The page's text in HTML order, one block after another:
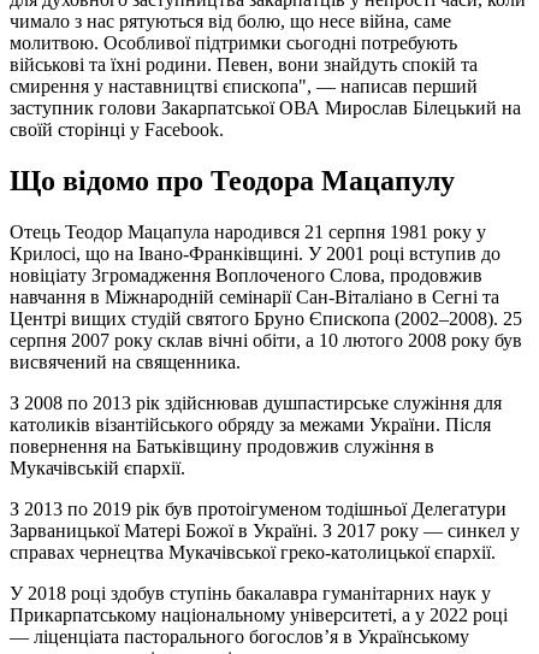
чимало з нас рятуються від болю, що несе війна, саме
молитвою. Особливої підтримки сьогодні потребують
військові та їхні родини. Певен, вони знайдуть спокій та
смирення у наставництві єпископа", — написав перший
заступник голови Закарпатської ОВА Мирослав Білецький на
своїй сторінці у Facebook.
Що відомо про Теодора Мацапулу
Отець Теодор Мацапула народився 21 серпня 1981 року у
Крилосі, що на Івано-Франківщині. У 2001 році вступив до
новіціату Згромадження Воплоченого Слова, продовжив
навчання в Міжнародній семінарії Сан-Віталіано в Сегні та
Центрі вищих студій святого Бруно Єпископа (2002–2008). 25
серпня 2007 року склав вічні обіти, а 10 лютого 2008 року був
висвячений на священника.
З 2008 по 2013 рік здійснював душпастирське служіння для
католиків візантійського обряду за межами України. Після
повернення на Батьківщину продовжив служіння в
Мукачівській єпархії.
З 2013 по 2019 рік був протоігуменом тодішньої Делегатури
Зарваницької Матері Божої в Україні. З 2017 року — синкел у
справах чернецтва Мукачівської греко-католицької єпархії.
У 2018 році здобув ступінь бакалавра гуманітарних наук у
Прикарпатському національному університеті, а у 2022 році
— ліценціата пасторального богослов’я в Українському